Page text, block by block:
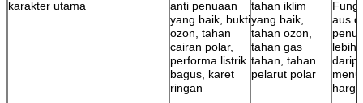
karakter utama
anti penuaan
yang baik, bukti
ozon, tahan
cairan polar,
performa listrik
bagus, karet
ringan
tahan iklim
yang baik,
tahan ozon,
tahan gas
tahan, tahan
pelarut polar
aus
lebih